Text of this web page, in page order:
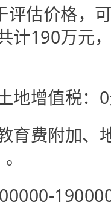
评估价格，
计190万元
地增值税：
育费附加、